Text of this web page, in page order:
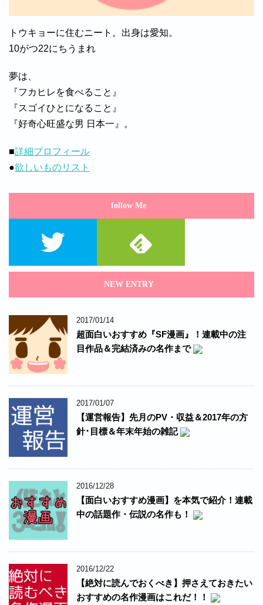
トウキョーに住むニート。出身は愛知。
10がつ22にちうまれ
夢は、
『フカヒレを食べること』
『スゴイひとになること』
『好奇心旺盛な男 日本一』。
■詳細プロフィール
●欲しいものリスト
follow Me
NEW ENTRY
2017/01/14
超面白いおすすめ『SF漫画』！連載中の注
目作品＆完結済みの名作まで
2017/01/07
【運営報告】先月のPV・収益＆2017年の方
針･目標＆年末年始の雑記
2016/12/28
【面白いおすすめ漫画】を本気で紹介！連載
中の話題作・伝説の名作も！
2016/12/22
【絶対に読んでおくべき】押さえておきたい
おすすめの名作漫画はこれだ！！